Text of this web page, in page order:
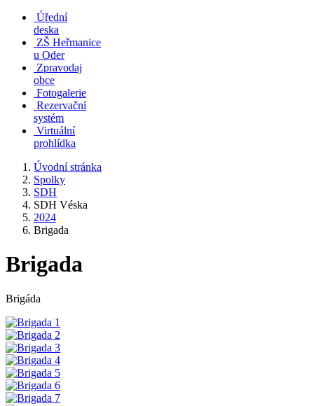
Úřední
deska
ZŠ Heřmanice
u Oder
Zpravodaj
obce
Fotogalerie
Rezervační
systém
Virtuální
prohlídka
Úvodní stránka
Spolky
SDH
SDH Véska
2024
Brigada
Brigada
Brigáda